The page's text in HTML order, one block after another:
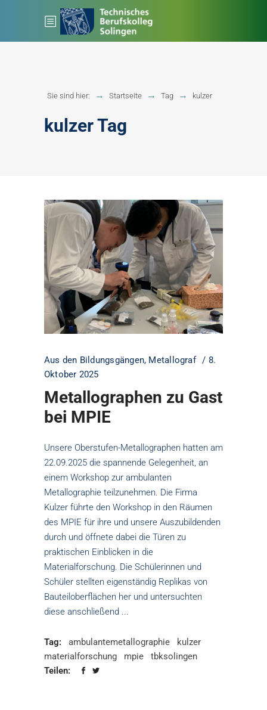
Sie sind hier: Startseite Tag kulzer
kulzer Tag
Aus den Bildungsgängen, Metallograf
8.
Oktober 2025
Metallographen zu Gast
bei MPIE
Unsere Oberstufen-Metallographen hatten am
22.09.2025 die spannende Gelegenheit, an
einem Workshop zur ambulanten
Metallographie teilzunehmen. Die Firma
Kulzer führte den Workshop in den Räumen
des MPIE für ihre und unsere Auszubildenden
durch und öffnete dabei die Türen zu
praktischen Einblicken in die
Materialforschung. Die Schülerinnen und
Schüler stellten eigenständig Replikas von
Bauteiloberflächen her und untersuchten
diese anschließend
Tag: ambulantemetallographie
kulzer
materialforschung
mpie
tbksolingen
Teilen: